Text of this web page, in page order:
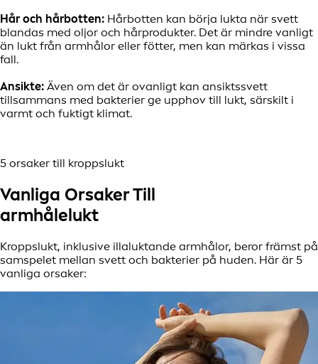
Hår och hårbotten: Hårbotten kan börja lukta när svett
blandas med oljor och hårprodukter. Det är mindre vanligt
än lukt från armhålor eller fötter, men kan märkas i vissa
fall.
Ansikte: Även om det är ovanligt kan ansiktssvett
tillsammans med bakterier ge upphov till lukt, särskilt i
varmt och fuktigt klimat.
5 orsaker till kroppslukt
Vanliga Orsaker Till
armhålelukt
Kroppslukt, inklusive illaluktande armhålor, beror främst på
samspelet mellan svett och bakterier på huden. Här är 5
vanliga orsaker: